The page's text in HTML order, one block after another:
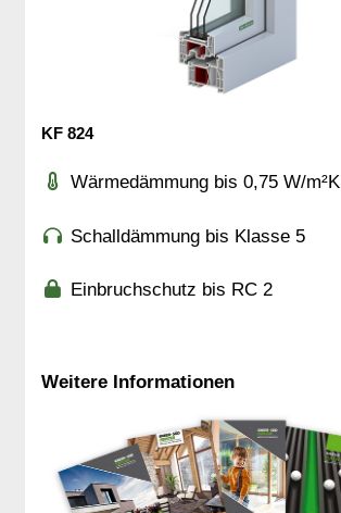
KF 824
Wärmedämmung bis 0,75 W/m²K
Schalldämmung bis Klasse 5
Einbruchschutz bis RC 2
Weitere Informationen